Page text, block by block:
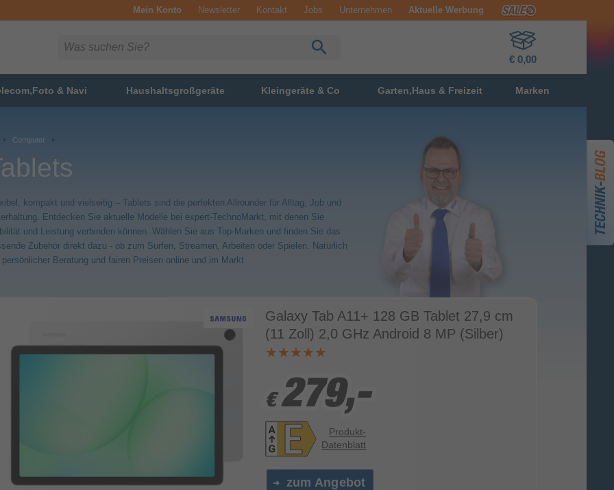
Mein Konto Newsletter Kontakt Jobs Unternehmen Aktuelle Werbung
€ 0,00
& Navi Haushaltsgroßgeräte Kleingeräte & Co Garten,Haus & Freizeit Marken
Computer
kompakt und vielseitig – Tablets sind die perfekten Allrounder für Alltag, Job und
Entdecken Sie aktuelle Modelle bei expert-TechnoMarkt, mit denen Sie
und Leistung verbinden können. Wählen Sie aus Top-Marken und finden Sie das
Zubehör direkt dazu - ob zum Surfen, Streamen, Arbeiten oder Spielen. Natürlich
persönlicher Beratung und fairen Preisen online und im Markt.
Galaxy Tab A11+ 128 GB Tablet 27,9 cm
(11 Zoll) 2,0 GHz Android 8 MP (Silber)
€ 279,-
€ 279,-
Produkt-
Datenblatt
zum Angebot